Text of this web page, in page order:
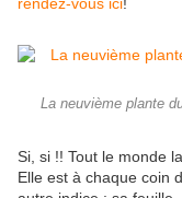
La neuvième plante
Si, si !! Tout le monde
Elle est à chaque coin